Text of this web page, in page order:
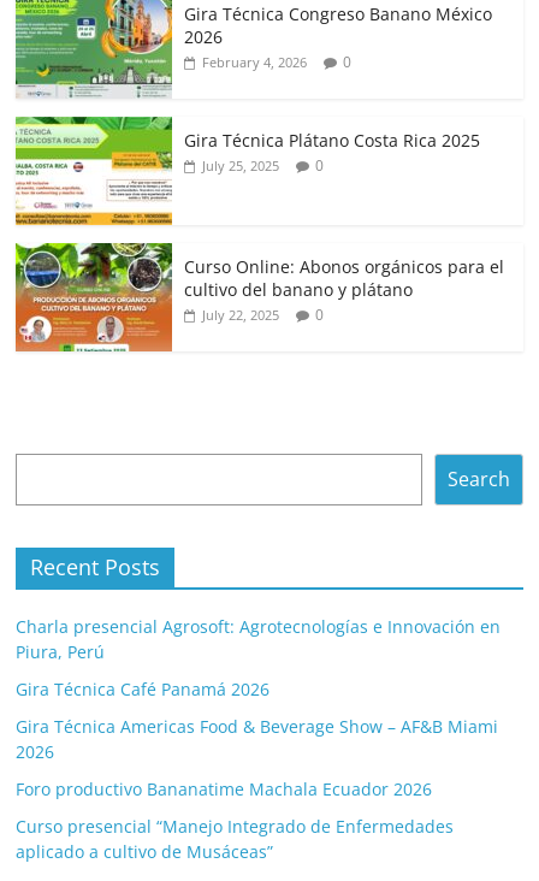
Gira Técnica Congreso Banano México
2026
February 4, 2026 0
Gira Técnica Plátano Costa Rica 2025
July 25, 2025 0
Curso Online: Abonos orgánicos para el
cultivo del banano y plátano
July 22, 2025 0
Search
Recent Posts
Charla presencial Agrosoft: Agrotecnologías e Innovación en
Piura, Perú
Gira Técnica Café Panamá 2026
Gira Técnica Americas Food & Beverage Show – AF&B Miami
2026
Foro productivo Bananatime Machala Ecuador 2026
Curso presencial “Manejo Integrado de Enfermedades
aplicado a cultivo de Musáceas”